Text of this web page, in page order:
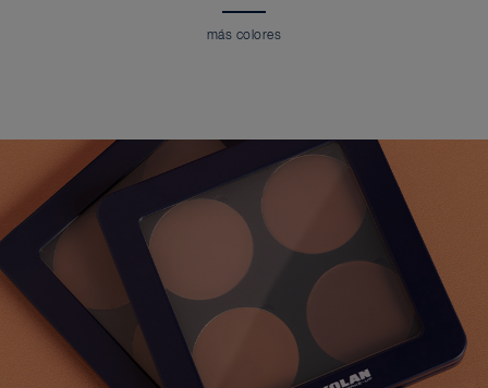
más colores